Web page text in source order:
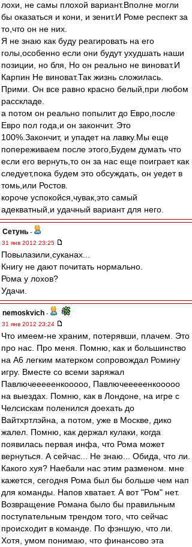
лохи, не самы плохой вариант.Вполне могли
бы оказаться и кони, и зенит.И Роме респект за
то,что он не них.
Я не знаю как буду реагировать на его
голы,особенно если они будут ухудшать наши
позиции, но бля, Но он реально не виноват.И
Карпин Не виноват.Так жизнь сложилась.
Прими. Он все равно красно белый,при любом
расскладе.
а потом он реально попылит до Евро,после
Евро пол года,и он закончит. Это
100%.Закончит, и упадет на лавку.Мы еще
попереживаем после этого,Будем думать что
если его вернуть,то он за нас еще поиграет как
следует,пока будем это обсуждать, он уедет в
томь,или Ростов.
короче успокойся,чувак,это самый
адекватный,и удачный вариант для него.
Сетунь -
31 янв 2012 23:25
Повылазили,суканах...
Книгу не дают почитать нормально.
Рома у лохов?
Удачи.
nemoskvich -
31 янв 2012 23:24
Что имеем-не храним, потерявши, плачем. Это
про нас. Про меня. Помню, как и большинство
на А6 легким матерком сопровождал Ромину
игру. Вместе со всеми заряжал
Павлючееееенкооооо, Павлючееееенкооооо
на выездах. Помню, как в Лондоне, на игре с
Челсискам поленился доехать до
Вайтхртлэйна, а потом, уже в Москве, дико
жалел. Помню, как держал кулаки, когда
появилась первая инфа, что Рома может
вернуться. А сейчас... Не знаю... Обида, что ли.
Какого хуя? Наебали нас этим разменом. мне
кажется, сегодня Рома был бы больше чем нап
для команды. Напов хватает. А вот "Ром" нет.
Возвращение Романа было бы правильным
поступательным трендом того, что сейчас
происходит в команде. По фэншую, что ли.
Хотя, умом понимаю, что финансово эта